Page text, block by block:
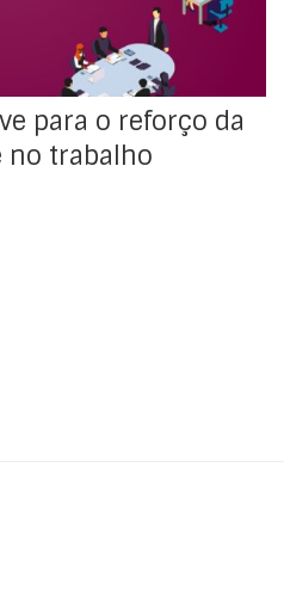
para o reforço da
no trabalho